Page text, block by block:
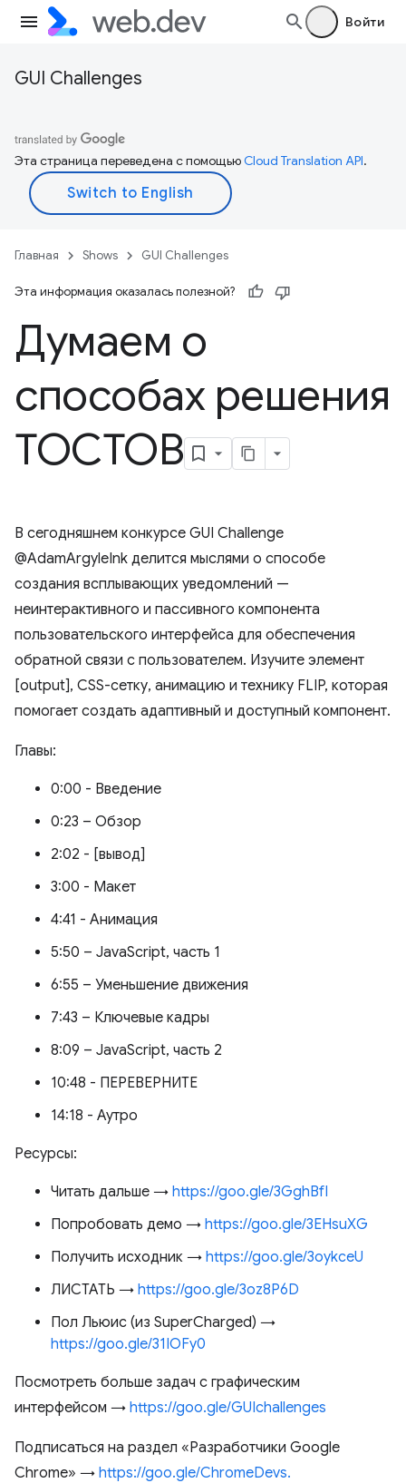
Войти
GUI Challenges
Эта страница переведена с помощьюCloud Translation API.
Главная Shows GUI Challenges
Эта информация оказалась полезной?
Думаем о
способах решения
ТОСТОВ
В сегодняшнем конкурсе GUI Challenge
@AdamArgyleInk делится мыслями о способе
создания всплывающих уведомлений —
неинтерактивного и пассивного компонента
пользовательского интерфейса для обеспечения
обратной связи с пользователем. Изучите элемент
[output], CSS-сетку, анимацию и технику FLIP, которая
помогает создать адаптивный и доступный компонент.
Главы:
0:00 - Введение
0:23 – Обзор
2:02 - [вывод]
3:00 - Макет
4:41 - Анимация
5:50 – JavaScript, часть 1
6:55 – Уменьшение движения
7:43 – Ключевые кадры
8:09 – JavaScript, часть 2
10:48 - ПЕРЕВЕРНИТЕ
14:18 - Аутро
Ресурсы:
Читать дальше → https://goo.gle/3GghBfI
Попробовать демо → https://goo.gle/3EHsuXG
Получить исходник → https://goo.gle/3oykceU
ЛИСТАТЬ → https://goo.gle/3oz8P6D
Пол Льюис (из SuperCharged) →
https://goo.gle/31IOFy0
Посмотреть больше задач с графическим
интерфейсом → https://goo.gle/GUIchallenges
Подписаться на раздел «Разработчики Google
Chrome» → https://goo.gle/ChromeDevs.